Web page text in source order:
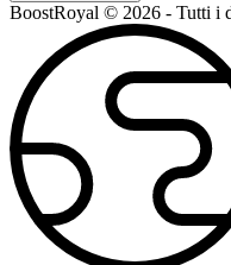
BoostRoyal © 2026 - Tutti i